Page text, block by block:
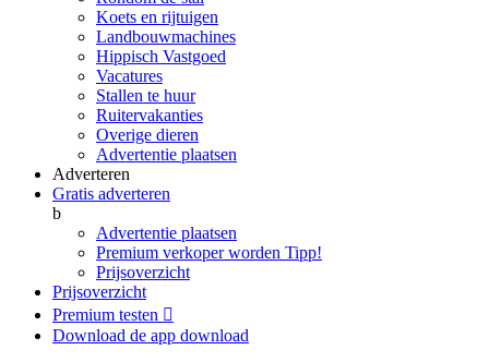
Koets en rijtuigen
Landbouwmachines
Hippisch Vastgoed
Vacatures
Stallen te huur
Ruitervakanties
Overige dieren
Advertentie plaatsen
Adverteren
Gratis adverteren
b
Advertentie plaatsen
Premium verkoper worden Tipp!
Prijsoverzicht
Prijsoverzicht
Premium testen 
Download de app download